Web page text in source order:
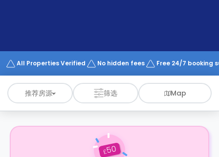
Works
All Properties Verified No hidden fees Free 24/7 booking
推荐房源 筛选 Map
£50